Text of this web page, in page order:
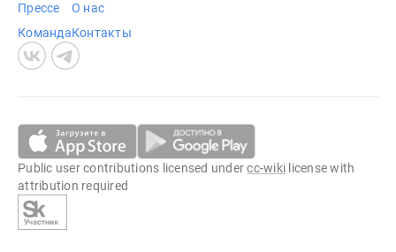
Прессе
Команда
О нас
Контакты
Public user contributions licensed undercc-wiki license with
attribution required